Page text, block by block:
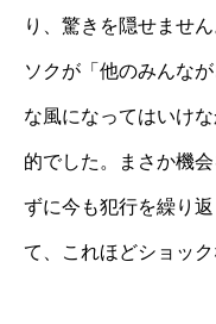
り、驚きを隠せませ
ソクが「他のみんな
な風になってはいけ
的でした。まさか機
ずに今も犯行を繰り
て、これほどショッ